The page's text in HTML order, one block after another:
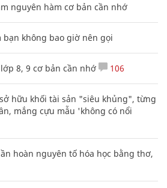
nguyên hàm cơ bản cần nhớ
bạn không bao giờ nên gọi
8, 9 cơ bản cần nhớ 106
hữu khối tài sản "siêu khủng", từng
mắng cựu mẫu 'không có nổi
hoàn nguyên tố hóa học bằng thơ,